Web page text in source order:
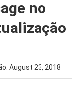
no
August 23, 2018